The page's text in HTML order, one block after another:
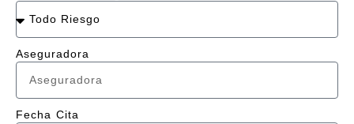
Aseguradora
Fecha Cita